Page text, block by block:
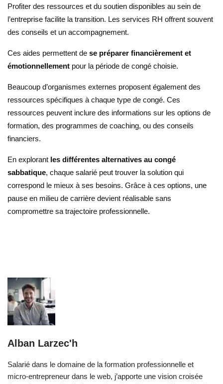
Profiter des ressources et du soutien disponibles au sein de
l’entreprise facilite la transition. Les services RH offrent souvent
des conseils et un accompagnement.
Ces aides permettent de se préparer financièrement et
émotionnellement pour la période de congé choisie.
Beaucoup d’organismes externes proposent également des
ressources spécifiques à chaque type de congé. Ces
ressources peuvent inclure des informations sur les options de
formation, des programmes de coaching, ou des conseils
financiers.
En explorant les différentes alternatives au congé
sabbatique, chaque salarié peut trouver la solution qui
correspond le mieux à ses besoins. Grâce à ces options, une
pause en milieu de carrière devient réalisable sans
compromettre sa trajectoire professionnelle.
Alban Larzec'h
Salarié dans le domaine de la formation professionnelle et
micro-entrepreneur dans le web, j’apporte une vision croisée